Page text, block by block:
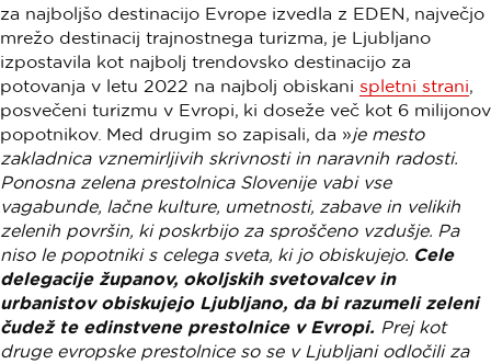
za najboljšo destinacijo Evrope izvedla z EDEN, največjo
mrežo destinacij trajnostnega turizma, je Ljubljano
izpostavila kot najbolj trendovsko destinacijo za
potovanja v letu 2022 na najbolj obiskani spletni strani,
posvečeni turizmu v Evropi, ki doseže več kot 6 milijonov
popotnikov. Med drugim so zapisali, da »je mesto
zakladnica vznemirljivih skrivnosti in naravnih radosti.
Ponosna zelena prestolnica Slovenije vabi vse
vagabunde, lačne kulture, umetnosti, zabave in velikih
zelenih površin, ki poskrbijo za sproščeno vzdušje. Pa
niso le popotniki s celega sveta, ki jo obiskujejo. Cele
delegacije županov, okoljskih svetovalcev in
urbanistov obiskujejo Ljubljano, da bi razumeli zeleni
čudež te edinstvene prestolnice v Evropi. Prej kot
druge evropske prestolnice so se v Ljubljani odločili za